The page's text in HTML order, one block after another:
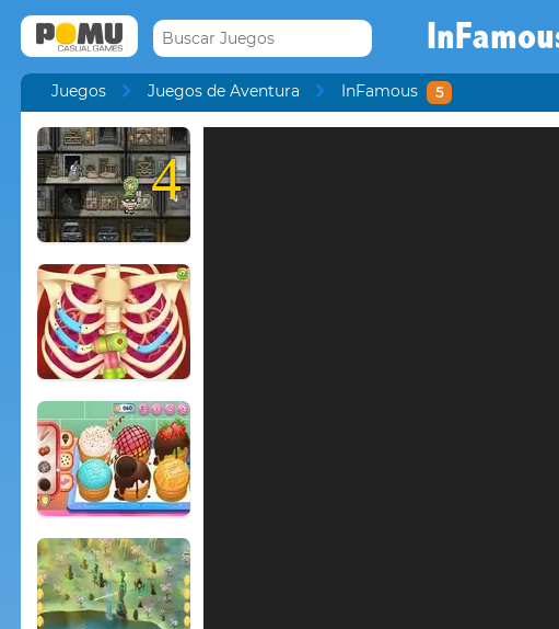
Juegos Juegos de Aventura InFamous 5
4